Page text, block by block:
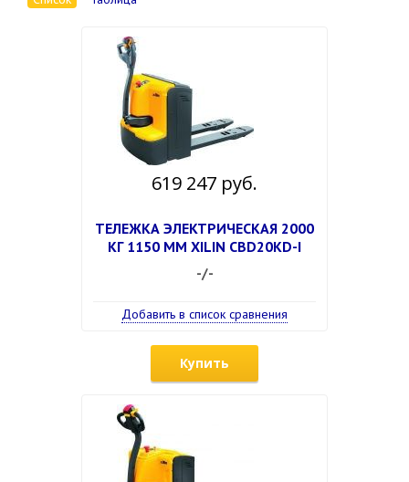
619 247 руб.
ТЕЛЕЖКА ЭЛЕКТРИЧЕСКАЯ 2000
КГ 1150 ММ XILIN CBD20KD-I
-/-
Добавить в список сравнения
Купить